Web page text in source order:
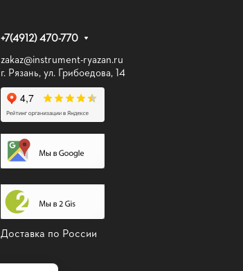
+7(4912) 470-770
zakaz@instrument-ryazan.ru
г. Рязань, ул. Грибоедова, 14
Доставка по России